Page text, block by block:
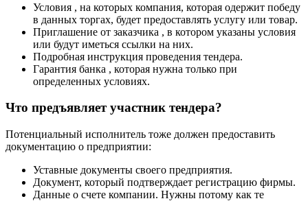
Условия , на которых компания, которая одержит победу
в данных торгах, будет предоставлять услугу или товар.
Приглашение от заказчика , в котором указаны условия
или будут иметься ссылки на них.
Подробная инструкция проведения тендера.
Гарантия банка , которая нужна только при
определенных условиях.
Что предъявляет участник тендера?
Потенциальный исполнитель тоже должен предоставить
документацию о предприятии:
Уставные документы своего предприятия.
Документ, который подтверждает регистрацию фирмы.
Данные о счете компании. Нужны потому как те